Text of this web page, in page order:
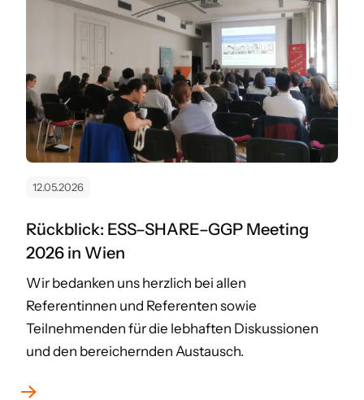
12.05.2026
Rückblick: ESS–SHARE–GGP Meeting
2026 in Wien
Wir bedanken uns herzlich bei allen
Referentinnen und Referenten sowie
Teilnehmenden für die lebhaften Diskussionen
und den bereichernden Austausch.